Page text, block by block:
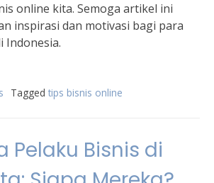
online kita. Semoga artikel ini
inspirasi dan motivasi bagi para
Indonesia.
Tagged tips bisnis online
Pelaku Bisnis di